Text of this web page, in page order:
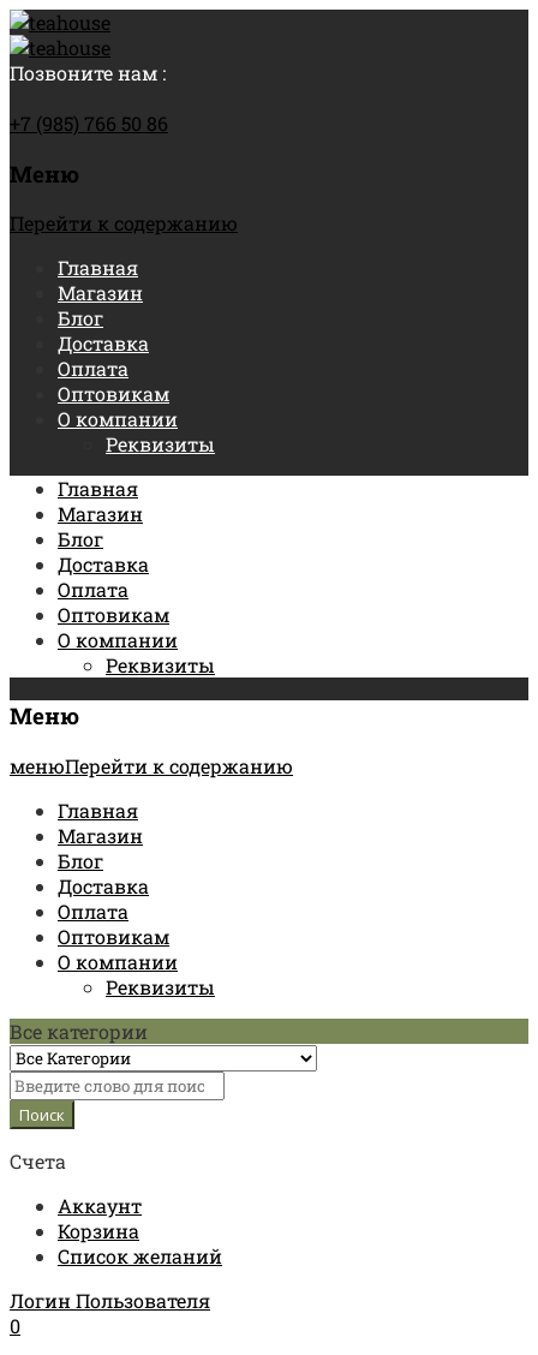
Позвоните нам :
+7 (985) 766 50 86
Меню
Перейти к содержанию
Главная
Магазин
Блог
Доставка
Оплата
Оптовикам
О компании
Реквизиты
Главная
Магазин
Блог
Доставка
Оплата
Оптовикам
О компании
Реквизиты
Меню
менюПерейти к содержанию
Главная
Магазин
Блог
Доставка
Оплата
Оптовикам
О компании
Реквизиты
Все категории
Счета
Аккаунт
Корзина
Список желаний
Логин Пользователя
0